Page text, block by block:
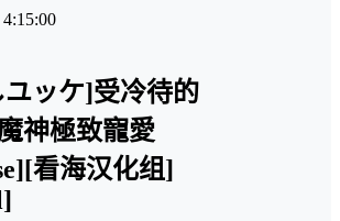
ユッケ]受冷待的
神極致寵愛
看海汉化组]